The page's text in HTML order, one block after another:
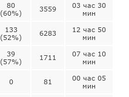
80
(60%)
3559
03 час 30
мин
133
(52%)
6283
12 час 50
мин
39
(57%)
1711
07 час 10
мин
0 81
00 час 05
мин